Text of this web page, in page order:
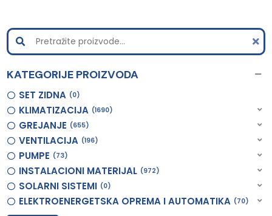
KATEGORIJE PROIZVODA
SET ZIDNA 0
KLIMATIZACIJA 1690
GREJANJE 655
VENTILACIJA 196
PUMPE 73
INSTALACIONI MATERIJAL 972
SOLARNI SISTEMI 0
ELEKTROENERGETSKA OPREMA I AUTOMATIKA 70